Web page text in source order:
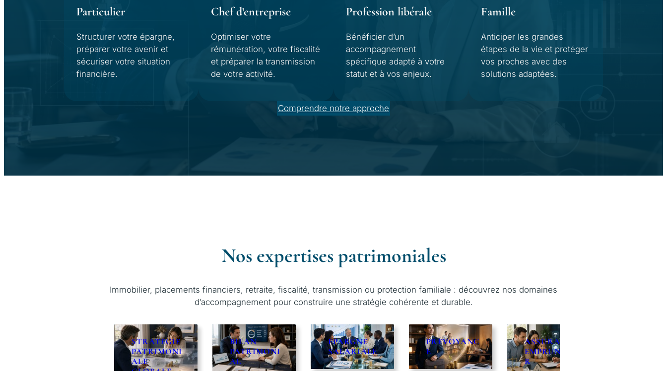
Particulier
Structurer votre épargne,
préparer votre avenir et
sécuriser votre situation
financière.
Chef d’entreprise
Optimiser votre
rémunération, votre fiscalité
et préparer la transmission
de votre activité.
Profession libérale
Bénéficier d’un
accompagnement
spécifique adapté à votre
statut et à vos enjeux.
Famille
Anticiper les grandes
étapes de la vie et protéger
vos proches avec des
solutions adaptées.
Comprendre notre approche
Nos expertises patrimoniales
Immobilier, placements financiers, retraite, fiscalité, transmission ou protection familiale : découvrez nos domaines
d’accompagnement pour construire une stratégie cohérente et durable.
BILAN
PATRIMONI
AL
ÉPARGNE
SALARIALE
PRÉVOYANC
E
ASSURANCE
EMPRUNTEU
R
ÉPARGNE
SOLIDAIRE